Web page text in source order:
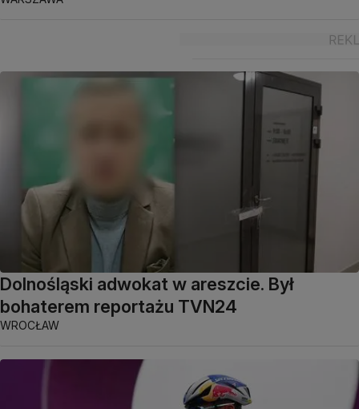
Dolnośląski adwokat w areszcie. Był
bohaterem reportażu TVN24
WROCŁAW